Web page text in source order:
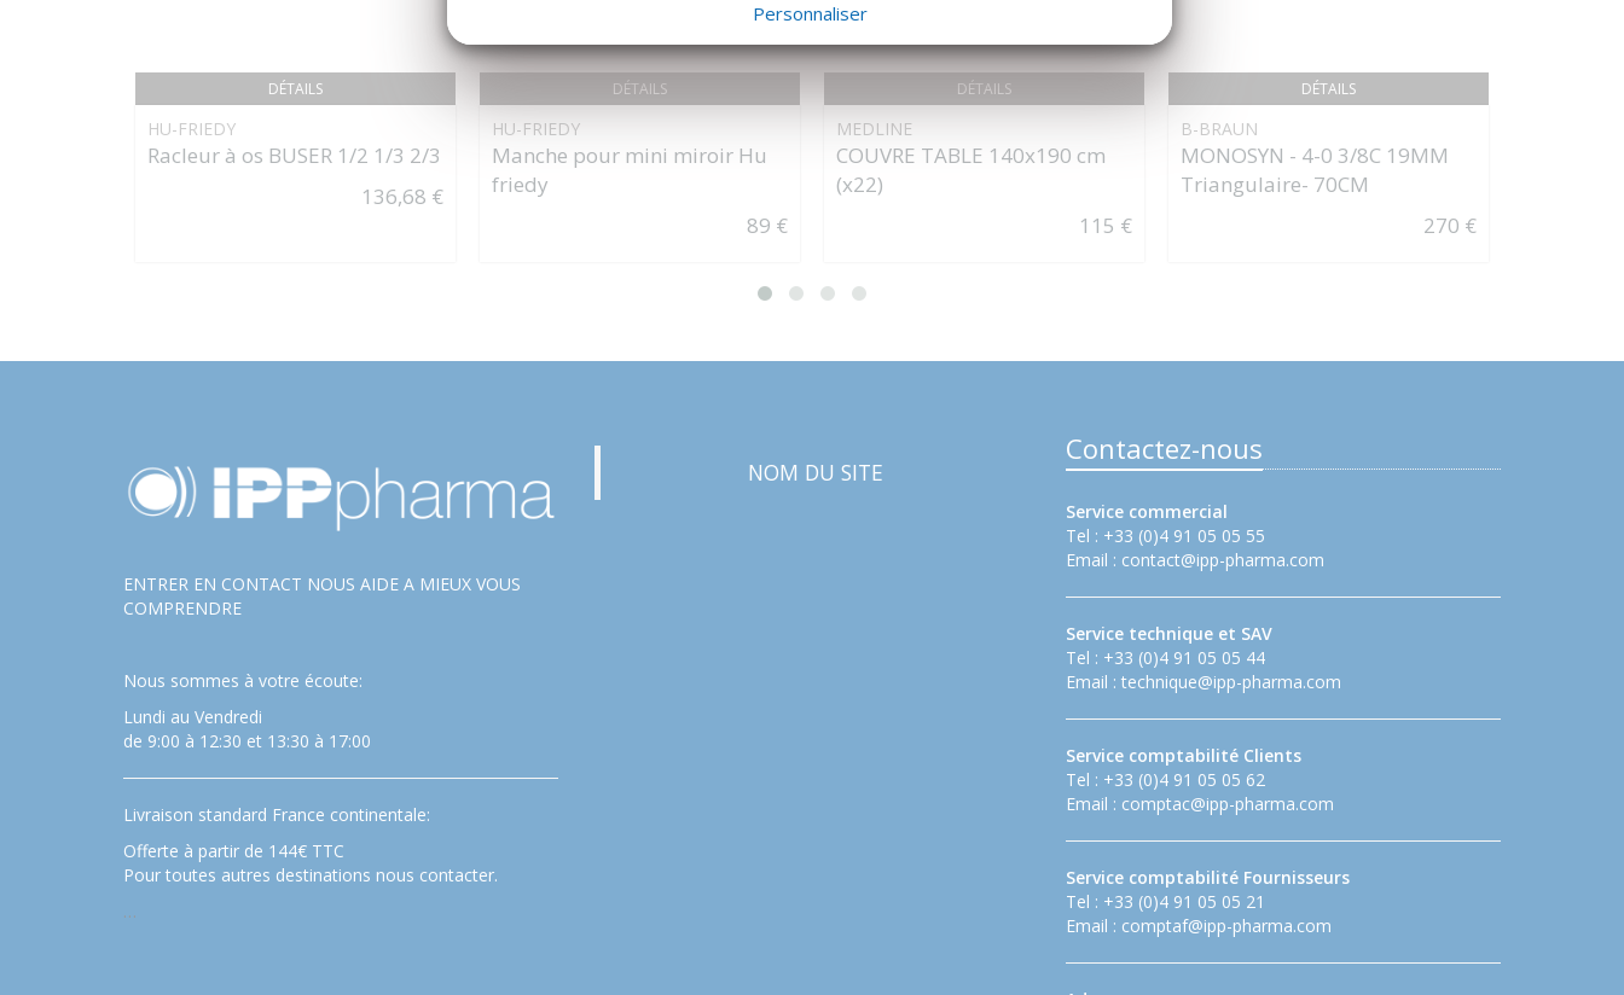
DÉTAILS
HU-FRIEDY
Racleur à os BUSER 1/2 1/3 2/3
136,68 €
DÉTAILS
HU-FRIEDY
Manche pour mini miroir Hu
friedy
89 €
DÉTAILS
MEDLINE
COUVRE TABLE 140x190 cm
(x22)
115 €
DÉTAILS
B-BRAUN
MONOSYN - 4-0 3/8C 19MM
Triangulaire- 70CM
270 €
ENTRER EN CONTACT NOUS AIDE A MIEUX VOUS
COMPRENDRE
Nous sommes à votre écoute:
Lundi au Vendredi
de 9:00 à 12:30 et 13:30 à 17:00
Livraison standard France continentale:
Offerte à partir de 144€ TTC
Pour toutes autres destinations nous contacter.
…
NOM DU SITE
Contactez-nous
Service commercial
Tel : +33 (0)4 91 05 05 55
Email : contact@ipp-pharma.com
Service technique et SAV
Tel : +33 (0)4 91 05 05 44
Email : technique@ipp-pharma.com
Service comptabilité Clients
Tel : +33 (0)4 91 05 05 62
Email : comptac@ipp-pharma.com
Service comptabilité Fournisseurs
Tel : +33 (0)4 91 05 05 21
Email : comptaf@ipp-pharma.com
Personnaliser